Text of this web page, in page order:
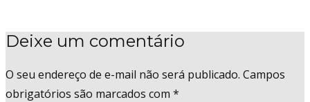
Deixe um comentário
O seu endereço de e-mail não será publicado. Campos
obrigatórios são marcados com *